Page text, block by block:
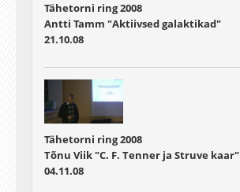
Tähetorni ring 2008
Antti Tamm "Aktiivsed galaktikad"
21.10.08
Tähetorni ring 2008
Tõnu Viik "C. F. Tenner ja Struve kaar"
04.11.08